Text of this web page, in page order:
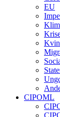
EU
CIPOML